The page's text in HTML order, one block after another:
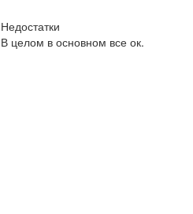
Недостатки
В целом в основном все ок.